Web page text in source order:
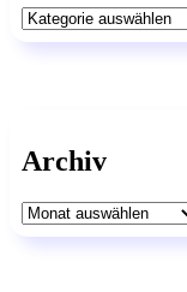
Kategorien
Archiv
Archiv